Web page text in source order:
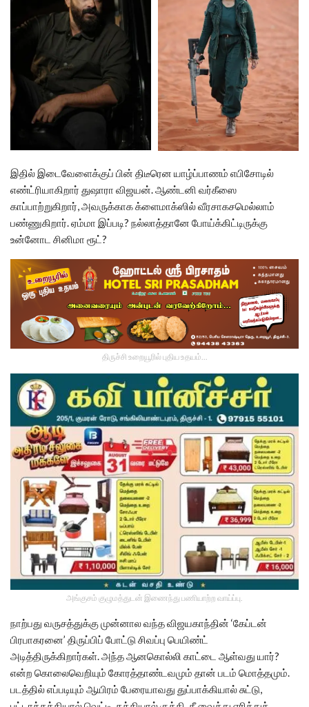
இதில் இடைவேளைக்குப் பின் திடீரென யாழ்ப்பாணம் எபிசோடில்
எண்ட்ரியாகிறார் துஷாரா விஜயன். ஆண்டனி வர்கீஸை
காப்பாற்றுகிறார், அவருக்காக க்ளைமாக்ஸில் வீரசாகசமெல்லாம்
பண்ணுகிறார். ஏம்மா இப்படி? நல்லாத்தானே போய்க்கிட்டிருக்கு
உன்னோட சினிமா ரூட்?
திருச்சி உறையூரில் புதிய உதயம்...
அங்குசம் குழுமத்துடன் இணைந்து பணியாற்ற வாய்ப்பு.
நாற்பது வருசத்துக்கு முன்னால வந்த விஜயகாந்தின் ‘கேப்டன்
பிரபாகரனை’ திருப்பிப் போட்டு சிவப்பு பெயிண்ட்
அடித்திருக்கிறார்கள். அந்த ஆனகொல்லி காட்டை ஆள்வது யார்?
என்ற கொலைவெறியும் கோரத்தாண்டவமும் தான் படம் மொத்தமும்.
படத்தில் எப்படியும் ஆயிரம் பேரையாவது துப்பாக்கியால் சுட்டு,